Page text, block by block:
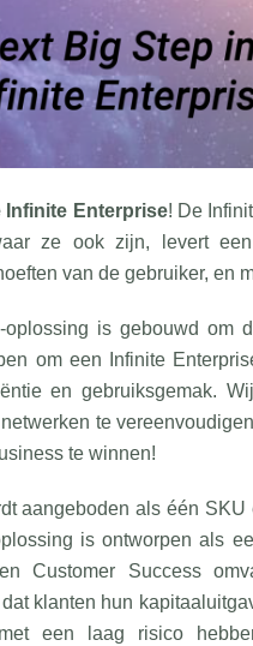
Infinite Enterprise! De
ze ook zijn, levert
van de gebruiker, en
oplossing is gebouwd om
om een Infinite
en gebruiksgemak.
te
te winnen!
aangeboden als één
is ontworpen als
Customer Success
klanten hun
een laag risico